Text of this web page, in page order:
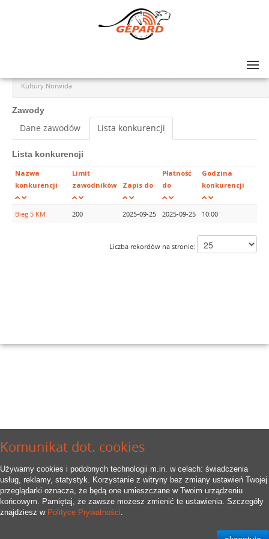
Komunikat dot. cookies
Używamy cookies i podobnych technologii m.in. w celach: świadczenia
usług, reklamy, statystyk. Korzystanie z witryny bez zmiany ustawień Twojej
przeglądarki oznacza, że będą one umieszczane w Twoim urządzeniu
końcowym. Pamiętaj, że zawsze możesz zmienić te ustawienia. Szczegóły
znajdziesz w Polityce Prywatności.
Kultury Norwida
Zawody
Dane zawodów Lista konkurencji
Lista konkurencji
Nazwa
konkurencji
Limit
zawodników
Zapis do
Płatność
do
Godzina
konkurencji
Bieg 5 KM 200 2025-09-25 2025-09-25 10:00
Liczba rekordów na stronie: